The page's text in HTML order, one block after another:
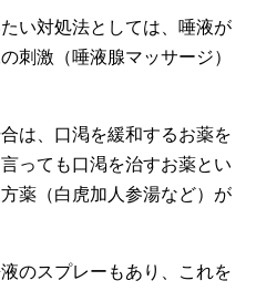
い対処法としては、唾液が
刺激（唾液腺マッサージ）
は、口渇を緩和するお薬を
っても口渇を治すお薬とい
薬（白虎加人参湯など）が
のスプレーもあり、これを